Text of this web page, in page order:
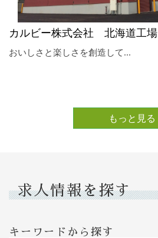
カルビー株式会社 北海道工場
おいしさと楽しさを創造して...
もっと見る
求人情報を探す
キーワードから探す